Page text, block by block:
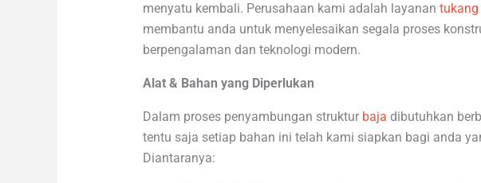
menyatu kembali. Perusahaan kami adalah layanan tukang
membantu anda untuk menyelesaikan segala proses
berpengalaman dan teknologi modern.
Alat & Bahan yang Diperlukan
Dalam proses penyambungan struktur baja dibutuhkan
tentu saja setiap bahan ini telah kami siapkan bagi anda
Diantaranya: